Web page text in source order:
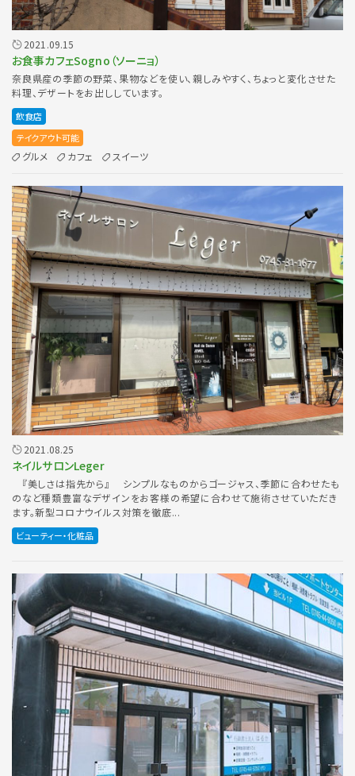
2021.09.15
お食事カフェSogno（ソーニョ）
奈良県産の季節の野菜、果物などを使い、親しみやすく、ちょっと変化させた
料理、デザートをお出ししています。
飲食店
テイクアウト可能
グルメ カフェ スイーツ
2021.08.25
ネイルサロンLeger
『美しさは指先から』 シンプルなものからゴージャス、季節に合わせたも
のなど種類豊富なデザインをお客様の希望に合わせて施術させていただき
ます。新型コロナウイルス対策を徹底...
ビューティー・化粧品